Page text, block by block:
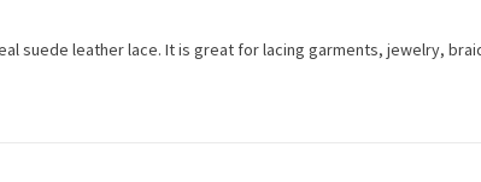
suede leather lace. It is great for lacing garments, jewelry,